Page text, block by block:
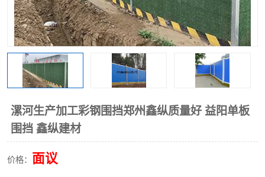
漯河生产加工彩钢围挡郑州鑫纵质量好 益阳单板
围挡 鑫纵建材
价格： 面议